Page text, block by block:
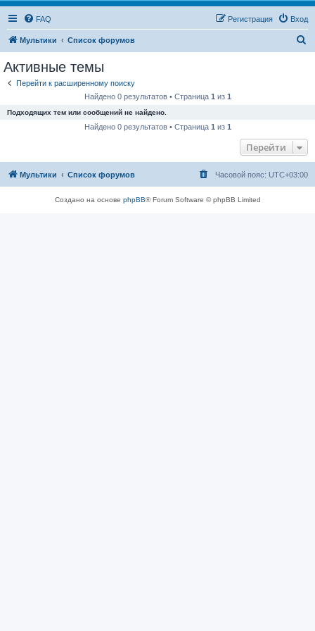
FAQ Вход
Регистрация
Мультики Список форумов
Активные темы
Перейти к расширенному поиску
Найдено 0 результатов • Страница 1 из 1
Подходящих тем или сообщений не найдено.
Найдено 0 результатов • Страница 1 из 1
Перейти
Мультики Список форумов Часовой пояс: UTC+03:00
Создано на основе phpBB® Forum Software © phpBB Limited